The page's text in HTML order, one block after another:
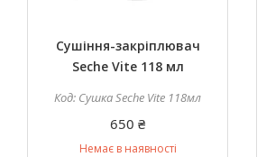
Сушіння-закріплювач
Seche Vite 118 мл
Сушка Seche Vite 118мл
650 ₴
Немає в наявності